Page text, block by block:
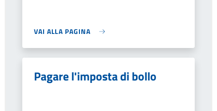
VAI ALLA PAGINA
Pagare l'imposta di bollo